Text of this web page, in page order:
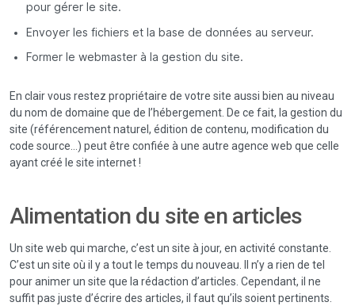
pour gérer le site.
Envoyer les fichiers et la base de données au serveur.
Former le webmaster à la gestion du site.
En clair vous restez propriétaire de votre site aussi bien au niveau
du nom de domaine que de l’hébergement. De ce fait, la gestion du
site (référencement naturel, édition de contenu, modification du
code source…) peut être confiée à une autre agence web que celle
ayant créé le site internet !
Alimentation du site en articles
Un site web qui marche, c’est un site à jour, en activité constante.
C’est un site où il y a tout le temps du nouveau. Il n’y a rien de tel
pour animer un site que la rédaction d’articles. Cependant, il ne
suffit pas juste d’écrire des articles, il faut qu’ils soient pertinents.